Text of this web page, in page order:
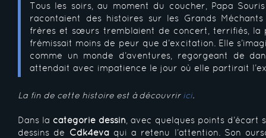
Tous les soirs, au moment du coucher, Papa
racontaient des histoires sur les Grands
frères et sœurs tremblaient de concert, terrifiés, la
frémissait moins de peur que d’excitation. Elle
comme un monde d’aventures, regorgeant de
attendait avec impatience le jour où elle partirait
La fin de cette histoire est à découvrir ici.
Dans la catégorie dessin , avec quelques points d’écart
dessins de Cdk4evaqui a retenu l’attention. Son